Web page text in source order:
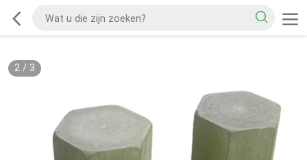
2/ 3